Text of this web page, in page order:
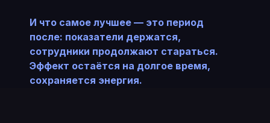
И что самое лучшее — это период
после: показатели держатся,
сотрудники продолжают стараться.
Эффект остаётся на долгое время,
сохраняется энергия.